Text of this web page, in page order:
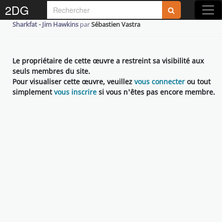
2DG
Sharkfat - Jim Hawkins parSébastien Vastra
Le propriétaire de cette œuvre a restreint sa visibilité aux
seuls membres du site.
Pour visualiser cette œuvre, veuillez vous connecter ou tout
simplementvous inscrire si vous n'êtes pas encore membre.